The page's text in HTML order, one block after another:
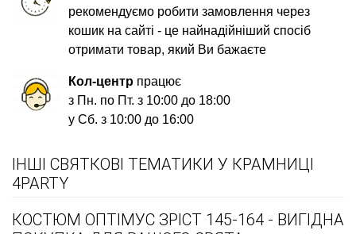
рекомендуємо робити замовлення через
кошик на сайті - це найнадійніший спосіб
отримати товар, який Ви бажаєте
Кол-центр працює
з Пн. по Пт. з 10:00 до 18:00
у Сб. з 10:00 до 16:00
ІНШІ СВЯТКОВІ ТЕМАТИКИ У КРАМНИЦІ
4PARTY
КОСТЮМ ОПТІМУС ЗРІСТ 145-164 - ВИГІДНА